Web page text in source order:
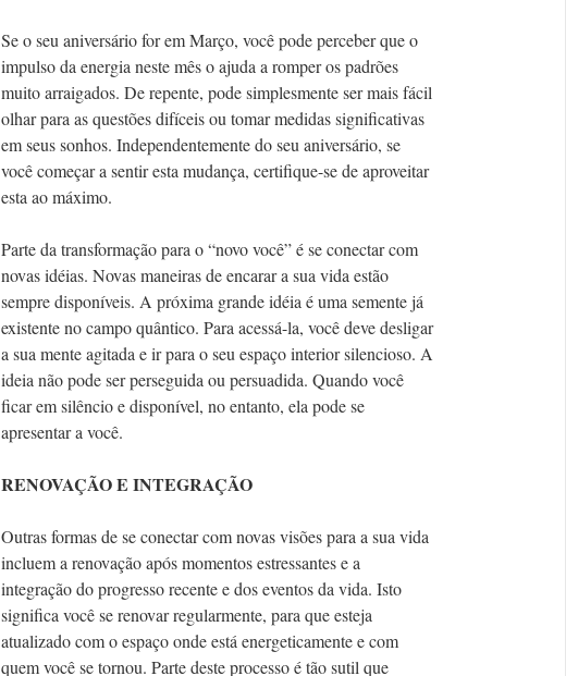
Se o seu aniversário for em Março, você pode perceber que o
impulso da energia neste mês o ajuda a romper os padrões
muito arraigados. De repente, pode simplesmente ser mais fácil
olhar para as questões difíceis ou tomar medidas significativas
em seus sonhos. Independentemente do seu aniversário, se
você começar a sentir esta mudança, certifique-se de aproveitar
esta ao máximo.
Parte da transformação para o “novo você” é se conectar com
novas idéias. Novas maneiras de encarar a sua vida estão
sempre disponíveis. A próxima grande idéia é uma semente já
existente no campo quântico. Para acessá-la, você deve desligar
a sua mente agitada e ir para o seu espaço interior silencioso. A
ideia não pode ser perseguida ou persuadida. Quando você
ficar em silêncio e disponível, no entanto, ela pode se
apresentar a você.
RENOVAÇÃO E INTEGRAÇÃO
Outras formas de se conectar com novas visões para a sua vida
incluem a renovação após momentos estressantes e a
integração do progresso recente e dos eventos da vida. Isto
significa você se renovar regularmente, para que esteja
atualizado com o espaço onde está energeticamente e com
quem você se tornou. Parte deste processo é tão sutil que